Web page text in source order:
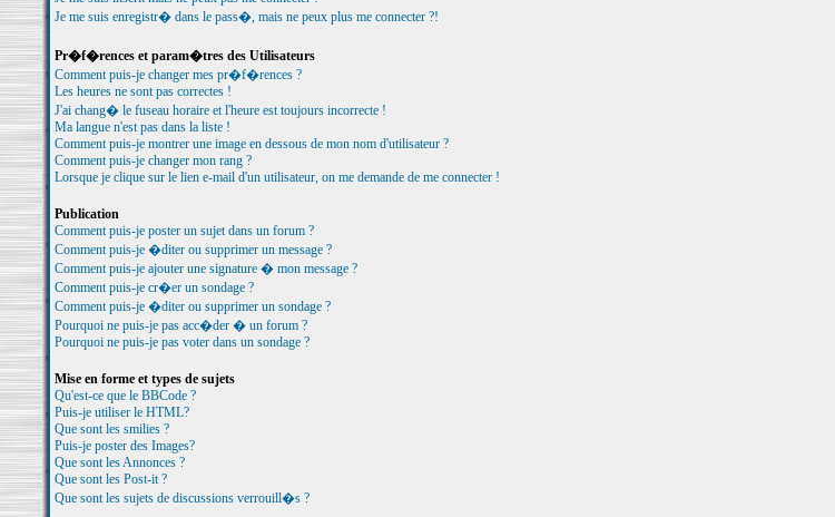
Je me suis enregistr� dans le pass�, mais ne peux plus me connecter ?!
Pr�f�rences et param�tres des Utilisateurs
Comment puis-je changer mes pr�f�rences ?
Les heures ne sont pas correctes !
J'ai chang� le fuseau horaire et l'heure est toujours incorrecte !
Ma langue n'est pas dans la liste !
Comment puis-je montrer une image en dessous de mon nom d'utilisateur ?
Comment puis-je changer mon rang ?
Lorsque je clique sur le lien e-mail d'un utilisateur, on me demande de me connecter !
Publication
Comment puis-je poster un sujet dans un forum ?
Comment puis-je �diter ou supprimer un message ?
Comment puis-je ajouter une signature � mon message ?
Comment puis-je cr�er un sondage ?
Comment puis-je �diter ou supprimer un sondage ?
Pourquoi ne puis-je pas acc�der � un forum ?
Pourquoi ne puis-je pas voter dans un sondage ?
Mise en forme et types de sujets
Qu'est-ce que le BBCode ?
Puis-je utiliser le HTML?
Que sont les smilies ?
Puis-je poster des Images?
Que sont les Annonces ?
Que sont les Post-it ?
Que sont les sujets de discussions verrouill�s ?